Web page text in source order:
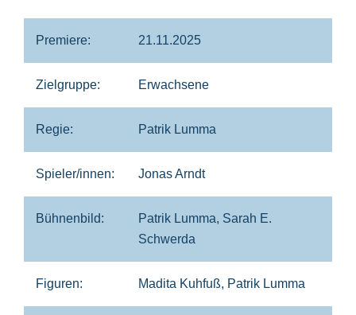
Premiere: 21.11.2025
Zielgruppe: Erwachsene
Regie: Patrik Lumma
Spieler/innen: Jonas Arndt
Bühnenbild:
Patrik Lumma, Sarah E.
Schwerda
Figuren: Madita Kuhfuß, Patrik Lumma